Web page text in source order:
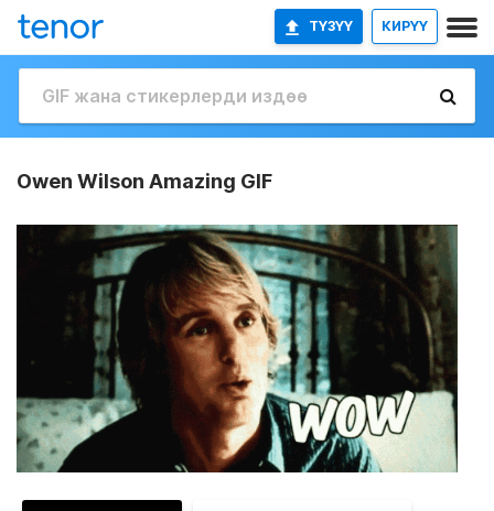
ТҮЗҮҮ КИРҮҮ
Owen Wilson Amazing GIF